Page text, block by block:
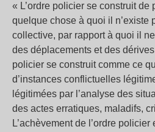
« L’ordre policier se construit de
quelque chose à quoi il n’existe
collective, par rapport à quoi il
des déplacements et des
policier se construit comme ce
d’instances conflictuelles
légitimées par l’analyse des
des actes erratiques, maladifs,
L’achèvement de l’ordre